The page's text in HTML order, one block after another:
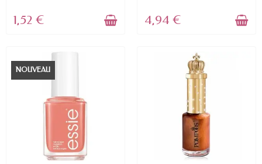
1,52 € 4,94 €
NOUVEAU